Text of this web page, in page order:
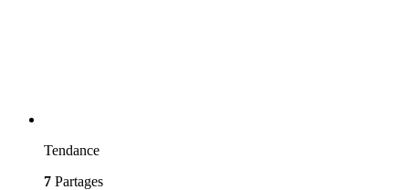
Tendance
7 Partages